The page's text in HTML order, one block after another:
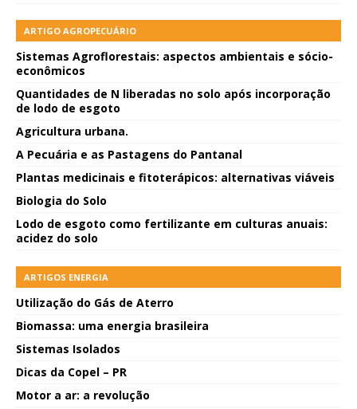
ARTIGO AGROPECUÁRIO
Sistemas Agroflorestais: aspectos ambientais e sócio-
econômicos
Quantidades de N liberadas no solo após incorporação
de lodo de esgoto
Agricultura urbana.
A Pecuária e as Pastagens do Pantanal
Plantas medicinais e fitoterápicos: alternativas viáveis
Biologia do Solo
Lodo de esgoto como fertilizante em culturas anuais:
acidez do solo
ARTIGOS ENERGIA
Utilização do Gás de Aterro
Biomassa: uma energia brasileira
Sistemas Isolados
Dicas da Copel – PR
Motor a ar: a revolução